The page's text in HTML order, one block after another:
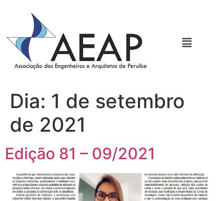
Dia: 1 de setembro
de 2021
Edição 81 – 09/2021